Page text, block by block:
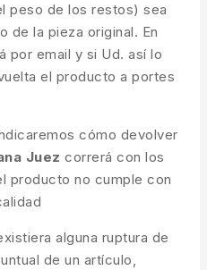
peso de los restos) sea
de la pieza original. En
por email y si Ud. así lo
el producto a portes
cómo devolver
Juez correrá con los
producto no cumple con
alguna ruptura de
de un artículo,